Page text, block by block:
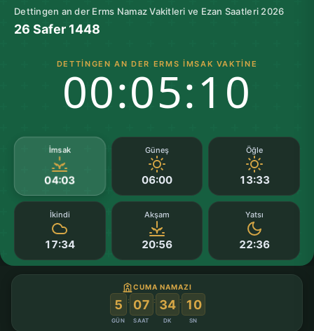
Dettingen an der Erms Namaz Vakitleri ve Ezan Saatleri 2026
26 Safer 1448
DETTINGEN AN DER ERMS İMSAK VAKTINE
00:05:09
İmsak
04:03
Güneş
06:00
Öğle
13:33
İkindi
17:34
Akşam
20:56
Yatsı
22:36
CUMA NAMAZI
5
GÜN
: 07
SAAT
: 34
DK
: 09
SN